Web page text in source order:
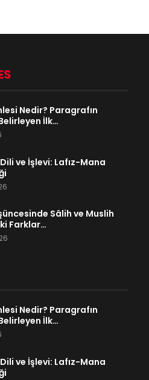
Nedir? Paragrafın
İlk…
Dili ve İşlevi: Lafız-Mana
Sâlih ve Muslih
Farklar…
Nedir? Paragrafın
İlk…
Dili ve İşlevi: Lafız-Mana